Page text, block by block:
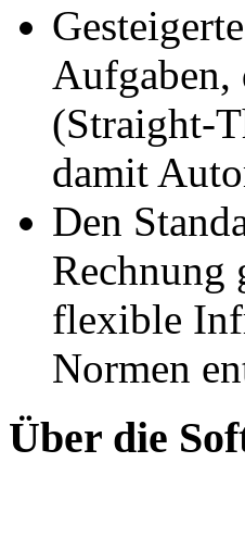
(Straight-
damit
Den
Rechnung
flexible
Normen
Über die